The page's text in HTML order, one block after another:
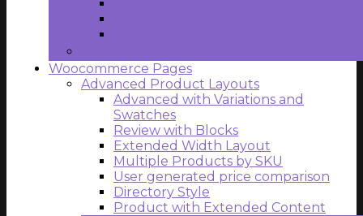
Woocommerce Pages
Advanced Product Layouts
Advanced with Variations and
Swatches
Review with Blocks
Extended Width Layout
Multiple Products by SKU
User generated price comparison
Directory Style
Product with Extended Content